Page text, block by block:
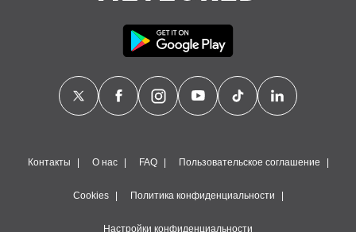
Контакты О нас FAQ Пользовательское соглашение
Cookies Политика конфиденциальности
Настройки конфиденциальности